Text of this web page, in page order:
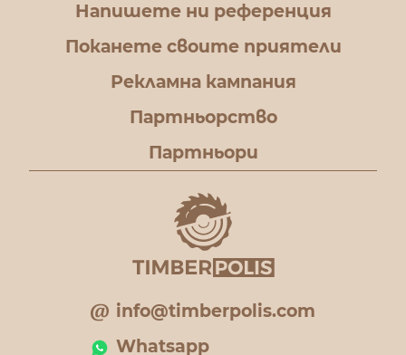
Напишете ни референция
Поканете своите приятели
Рекламна кампания
Партньорство
Партньори
info@timberpolis.com
Whatsapp